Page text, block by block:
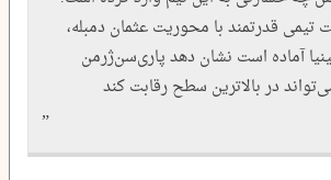
تیمی قدرتمند با محوریت عثمان دمبله،
آماده است نشان دهد پاری‌سن‌ژرمن
در بالاترین سطح رقابت کند